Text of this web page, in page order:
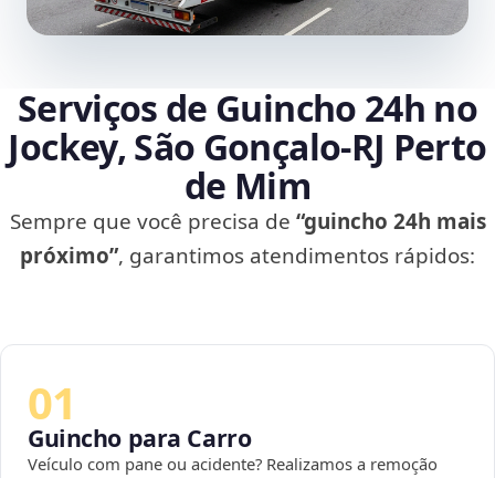
Serviços de Guincho 24h no
Jockey, São Gonçalo‑RJ Perto
de Mim
Sempre que você precisa de “guincho 24h mais
próximo”, garantimos atendimentos rápidos:
01
Guincho para Carro
Veículo com pane ou acidente? Realizamos a remoção